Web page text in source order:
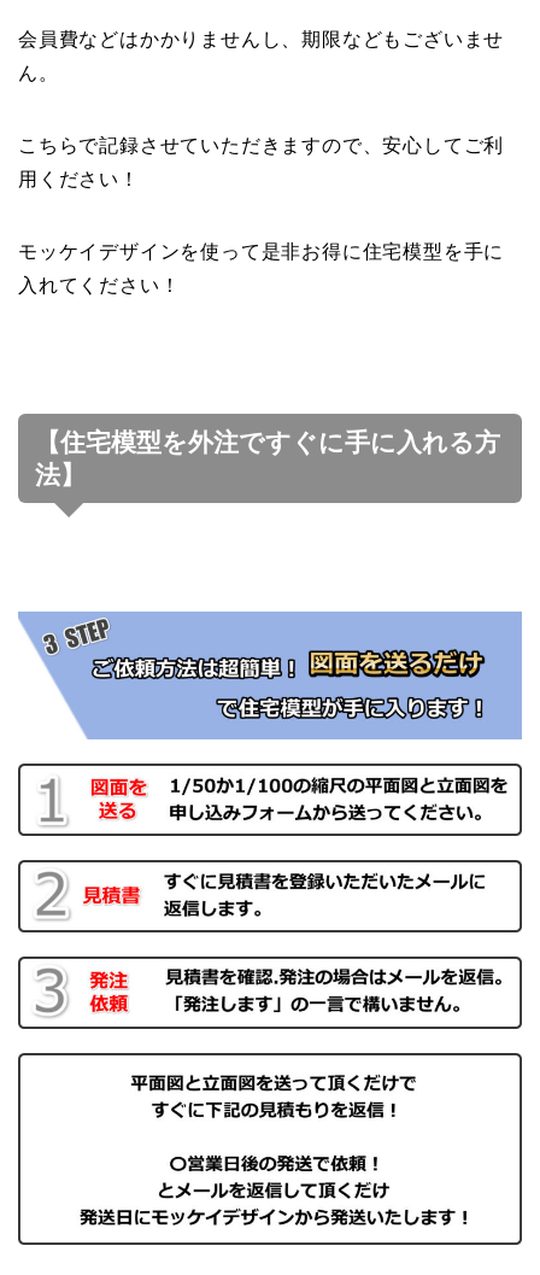
会員費などはかかりませんし、期限などもございませ
ん。
こちらで記録させていただきますので、安心してご利
用ください！
モッケイデザインを使って是非お得に住宅模型を手に
入れてください！
【住宅模型を外注ですぐに手に入れる方
法】